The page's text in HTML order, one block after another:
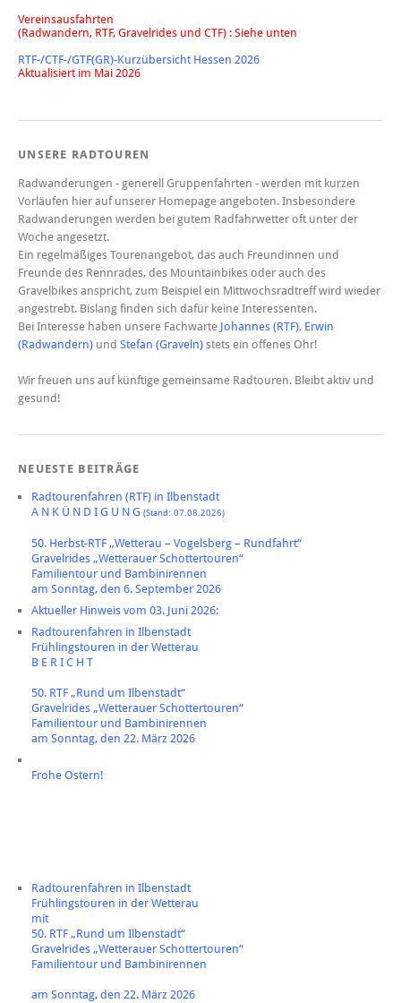
Vereinsausfahrten
(Radwandern, RTF, Gravelrides und CTF) : Siehe unten
RTF-/CTF-/GTF(GR)-Kurzübersicht Hessen 2026
Aktualisiert im Mai 2026
UNSERE RADTOUREN
Radwanderungen - generell Gruppenfahrten - werden mit kurzen
Vorläufen hier auf unserer Homepage angeboten. Insbesondere
Radwanderungen werden bei gutem Radfahrwetter oft unter der
Woche angesetzt.
Ein regelmäßiges Tourenangebot, das auch Freundinnen und
Freunde des Rennrades, des Mountainbikes oder auch des
Gravelbikes anspricht, zum Beispiel ein Mittwochsradtreff wird wieder
angestrebt. Bislang finden sich dafür keine Interessenten.
Bei Interesse haben unsere Fachwarte Johannes (RTF), Erwin
(Radwandern) und Stefan (Graveln) stets ein offenes Ohr!
Wir freuen uns auf künftige gemeinsame Radtouren. Bleibt aktiv und
gesund!
NEUESTE BEITRÄGE
Radtourenfahren (RTF) in Ilbenstadt
A N K Ü N D I G U N G (Stand: 07.08.2026)
50. Herbst-RTF „Wetterau – Vogelsberg – Rundfahrt“
Gravelrides „Wetterauer Schottertouren“
Familientour und Bambinirennen
am Sonntag, den 6. September 2026
Aktueller Hinweis vom 03. Juni 2026:
Radtourenfahren in Ilbenstadt
Frühlingstouren in der Wetterau
B E R I C H T
50. RTF „Rund um Ilbenstadt“
Gravelrides „Wetterauer Schottertouren“
Familientour und Bambinirennen
am Sonntag, den 22. März 2026
Frohe Ostern!
Radtourenfahren in Ilbenstadt
Frühlingstouren in der Wetterau
mit
50. RTF „Rund um Ilbenstadt“
Gravelrides „Wetterauer Schottertouren“
Familientour und Bambinirennen
am Sonntag, den 22. März 2026